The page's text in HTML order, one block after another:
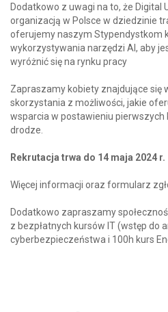
Dodatkowo z uwagi na to, że Digital
organizacją w Polsce w dziedzinie
oferujemy naszym Stypendystkom
wykorzystywania narzędzi AI, aby
wyróżnić się na rynku pracy
Zapraszamy kobiety znajdujące się
skorzystania z możliwości, jakie
wsparcia w postawieniu pierwszych
drodze.
Rekrutacja trwa do 14 maja 2024 r.
Więcej informacji oraz formularz
Dodatkowo zapraszamy
z bezpłatnych kursów IT (wstęp do
cyberbezpieczeństwa i 100h kurs